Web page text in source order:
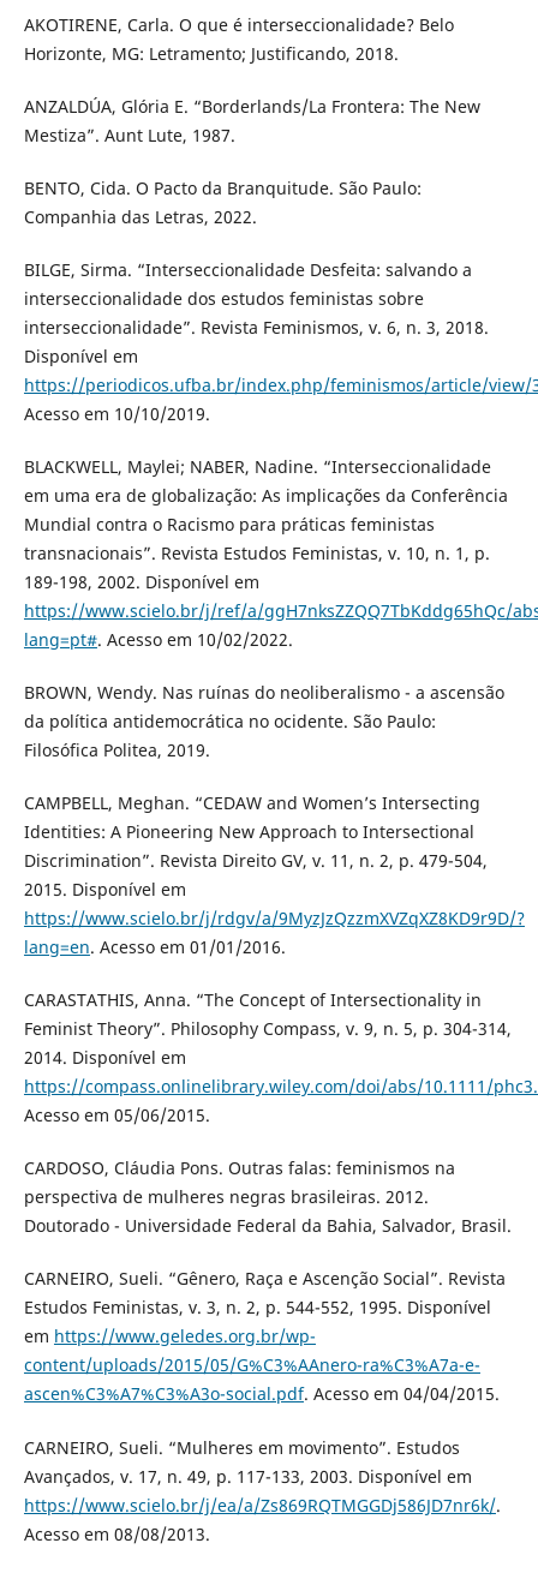
AKOTIRENE, Carla. O que é interseccionalidade? Belo
Horizonte, MG: Letramento; Justificando, 2018.
ANZALDÚA, Glória E. “Borderlands/La Frontera: The New
Mestiza”. Aunt Lute, 1987.
BENTO, Cida. O Pacto da Branquitude. São Paulo:
Companhia das Letras, 2022.
BILGE, Sirma. “Interseccionalidade Desfeita: salvando a
interseccionalidade dos estudos feministas sobre
interseccionalidade”. Revista Feminismos, v. 6, n. 3, 2018.
Disponível em
https://periodicos.ufba.br/index.php/feminismos/article/view/
Acesso em 10/10/2019.
BLACKWELL, Maylei; NABER, Nadine. “Interseccionalidade
em uma era de globalização: As implicações da Conferência
Mundial contra o Racismo para práticas feministas
transnacionais”. Revista Estudos Feministas, v. 10, n. 1, p.
189-198, 2002. Disponível em
https://www.scielo.br/j/ref/a/ggH7nksZZQQ7TbKddg65hQc/
lang=pt#. Acesso em 10/02/2022.
BROWN, Wendy. Nas ruínas do neoliberalismo - a ascensão
da política antidemocrática no ocidente. São Paulo:
Filosófica Politea, 2019.
CAMPBELL, Meghan. “CEDAW and Women’s Intersecting
Identities: A Pioneering New Approach to Intersectional
Discrimination”. Revista Direito GV, v. 11, n. 2, p. 479-504,
2015. Disponível em
https://www.scielo.br/j/rdgv/a/9MyzJzQzzmXVZqXZ8KD9r9D/?
lang=en. Acesso em 01/01/2016.
CARASTATHIS, Anna. “The Concept of Intersectionality in
Feminist Theory”. Philosophy Compass, v. 9, n. 5, p. 304-314,
2014. Disponível em
https://compass.onlinelibrary.wiley.com/doi/abs/10.1111/
Acesso em 05/06/2015.
CARDOSO, Cláudia Pons. Outras falas: feminismos na
perspectiva de mulheres negras brasileiras. 2012.
Doutorado - Universidade Federal da Bahia, Salvador, Brasil.
CARNEIRO, Sueli. “Gênero, Raça e Ascenção Social”. Revista
Estudos Feministas, v. 3, n. 2, p. 544-552, 1995. Disponível
em https://www.geledes.org.br/wp-
content/uploads/2015/05/G%C3%AAnero-ra%C3%A7a-e-
ascen%C3%A7%C3%A3o-social.pdf. Acesso em 04/04/2015.
CARNEIRO, Sueli. “Mulheres em movimento”. Estudos
Avançados, v. 17, n. 49, p. 117-133, 2003. Disponível em
https://www.scielo.br/j/ea/a/Zs869RQTMGGDj586JD7nr6k/.
Acesso em 08/08/2013.